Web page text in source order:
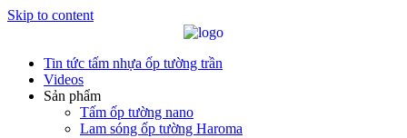
Skip to content
Tin tức tấm nhựa ốp tường trần
Videos
Sản phẩm
Tấm ốp tường nano
Lam sóng ốp tường Haroma